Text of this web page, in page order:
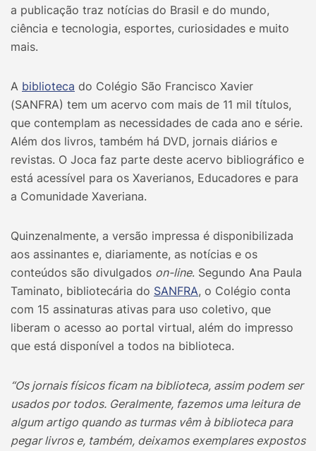
a publicação traz notícias do Brasil e do mundo,
ciência e tecnologia, esportes, curiosidades e muito
mais.
A biblioteca do Colégio São Francisco Xavier
(SANFRA) tem um acervo com mais de 11 mil títulos,
que contemplam as necessidades de cada ano e série.
Além dos livros, também há DVD, jornais diários e
revistas. O Joca faz parte deste acervo bibliográfico e
está acessível para os Xaverianos, Educadores e para
a Comunidade Xaveriana.
Quinzenalmente, a versão impressa é disponibilizada
aos assinantes e, diariamente, as notícias e os
conteúdos são divulgados on-line. Segundo Ana Paula
Taminato, bibliotecária do SANFRA, o Colégio conta
com 15 assinaturas ativas para uso coletivo, que
liberam o acesso ao portal virtual, além do impresso
que está disponível a todos na biblioteca.
“Os jornais físicos ficam na biblioteca, assim podem ser
usados por todos. Geralmente, fazemos uma leitura de
algum artigo quando as turmas vêm à biblioteca para
pegar livros e, também, deixamos exemplares expostos